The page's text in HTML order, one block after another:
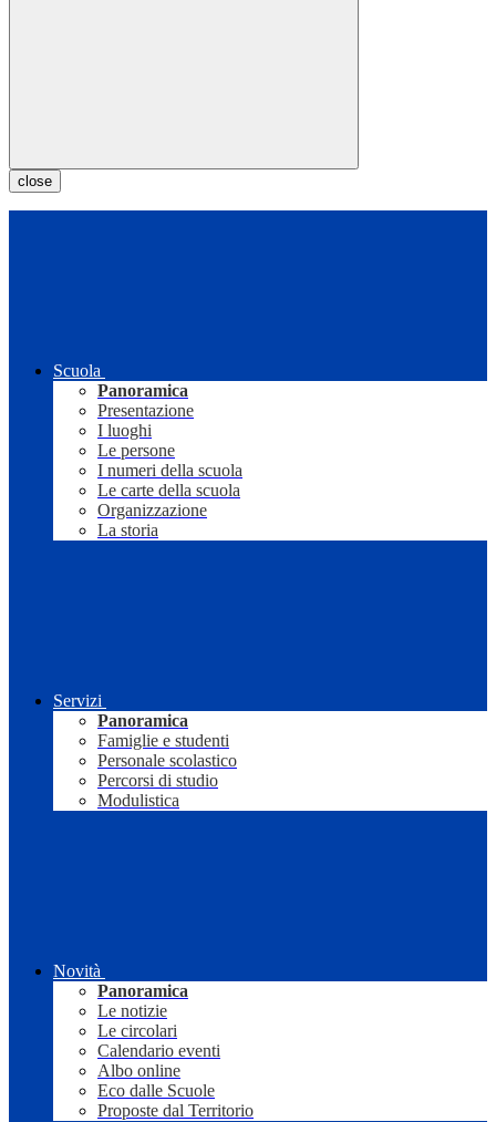
close
Scuola
Panoramica
Presentazione
I luoghi
Le persone
I numeri della scuola
Le carte della scuola
Organizzazione
La storia
Servizi
Panoramica
Famiglie e studenti
Personale scolastico
Percorsi di studio
Modulistica
Novità
Panoramica
Le notizie
Le circolari
Calendario eventi
Albo online
Eco dalle Scuole
Proposte dal Territorio